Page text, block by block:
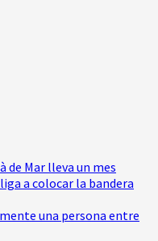
de Mar lleva un mes
a colocar la bandera
una persona entre